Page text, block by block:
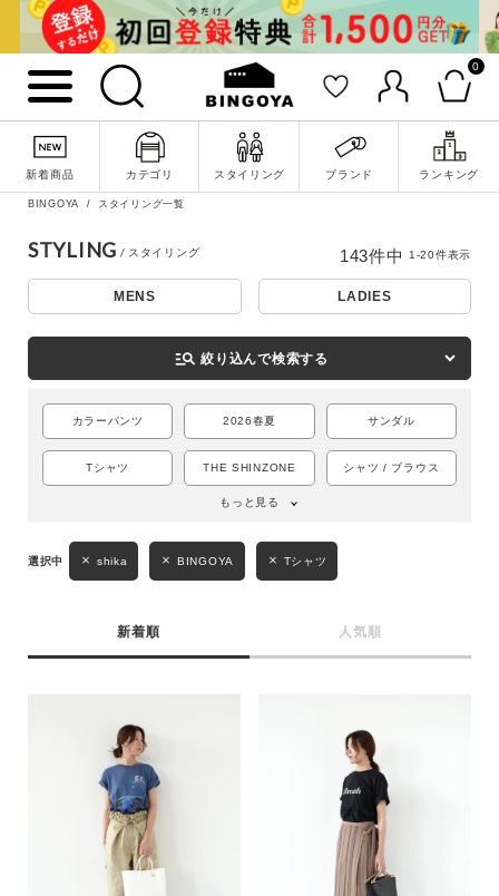
0
新着商品 カテゴリ スタイリング ブランド ランキング
詳細検索
BINGOYA スタイリング一覧
STYLING
MENS LADIES
manage_search 絞り込んで検索する
カラーパンツ 2026春夏 サンダル
Tシャツ THE SHINZONE シャツ / ブラウス
もっと見る
shika BINGOYA Tシャツ
新着順 人気順
143件中 1-20件表示